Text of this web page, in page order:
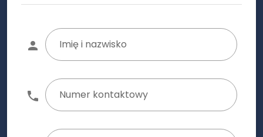
Imię i nazwisko
Numer kontaktowy